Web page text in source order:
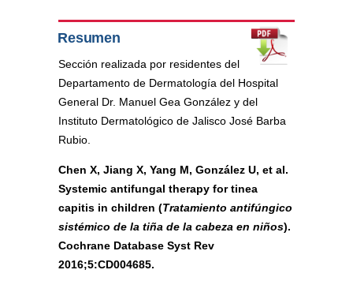
Resumen
Sección realizada por residentes del
Departamento de Dermatología del Hospital
General Dr. Manuel Gea González y del
Instituto Dermatológico de Jalisco José Barba
Rubio.
Chen X, Jiang X, Yang M, González U, et al.
Systemic antifungal therapy for tinea
capitis in children (Tratamiento antifúngico
sistémico de la tiña de la cabeza en niños).
Cochrane Database Syst Rev
2016;5:CD004685.